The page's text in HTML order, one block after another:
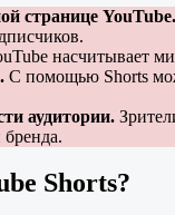
странице YouTube.
насчитывает
С помощью Shorts
аудитории.
Shorts?